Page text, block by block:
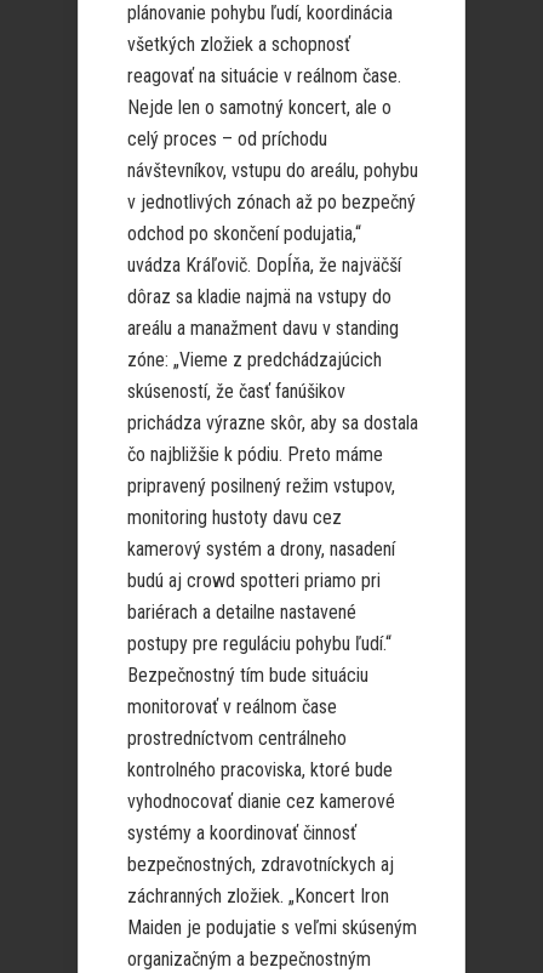
plánovanie pohybu ľudí, koordinácia
všetkých zložiek a schopnosť
reagovať na situácie v reálnom čase.
Nejde len o samotný koncert, ale o
celý proces – od príchodu
návštevníkov, vstupu do areálu, pohybu
v jednotlivých zónach až po bezpečný
odchod po skončení podujatia,“
uvádza Kráľovič. Dopĺňa, že najväčší
dôraz sa kladie najmä na vstupy do
areálu a manažment davu v standing
zóne: „Vieme z predchádzajúcich
skúseností, že časť fanúšikov
prichádza výrazne skôr, aby sa dostala
čo najbližšie k pódiu. Preto máme
pripravený posilnený režim vstupov,
monitoring hustoty davu cez
kamerový systém a drony, nasadení
budú aj crowd spotteri priamo pri
bariérach a detailne nastavené
postupy pre reguláciu pohybu ľudí.“
Bezpečnostný tím bude situáciu
monitorovať v reálnom čase
prostredníctvom centrálneho
kontrolného pracoviska, ktoré bude
vyhodnocovať dianie cez kamerové
systémy a koordinovať činnosť
bezpečnostných, zdravotníckych aj
záchranných zložiek. „Koncert Iron
Maiden je podujatie s veľmi skúseným
organizačným a bezpečnostným